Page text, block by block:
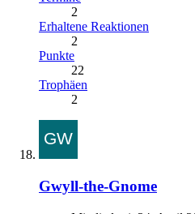
2
Erhaltene Reaktionen
2
Punkte
22
Trophäen
2
Gwyll-the-Gnome